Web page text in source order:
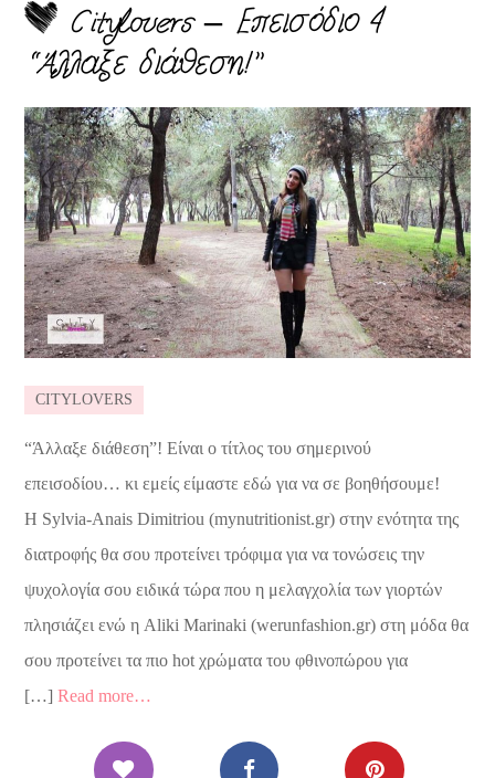
Citylovers – Επεισόδιο 4
“Άλλαξε διάθεση!”
CITYLOVERS
“Άλλαξε διάθεση”! Είναι ο τίτλος του σημερινού
επεισοδίου… κι εμείς είμαστε εδώ για να σε βοηθήσουμε!
Η Sylvia-Anais Dimitriou (mynutritionist.gr) στην ενότητα της
διατροφής θα σου προτείνει τρόφιμα για να τονώσεις την
ψυχολογία σου ειδικά τώρα που η μελαγχολία των γιορτών
πλησιάζει ενώ η Aliki Marinaki (werunfashion.gr) στη μόδα θα
σου προτείνει τα πιο hot χρώματα του φθινοπώρου για
[…]Read more…